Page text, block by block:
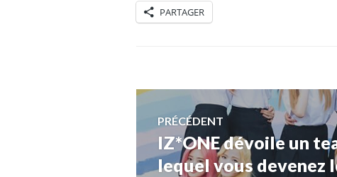
PARTAGER
Navigation
de
PRÉCÉDENT
Article
précédent :
IZ*ONE dévoile un
lequel vous devenez